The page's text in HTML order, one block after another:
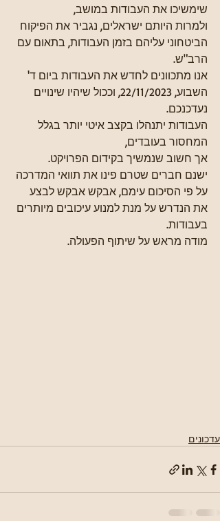
שימשיכו את העבודות במושב,
ולמרות היותם ישראלים, נגביר את הפיקוח
הביטחוני עליהם בזמן העבודות, בתאום עם
הרב"ש.
אנו מתכוונים לחדש את העבודות ביום ד'
השבוע, 22/11/2023, וככול שיהיו שינויים
נעדכנכם.
העבודות יתנהלו בקצב איטי יותר בגלל
המחסור בעובדים,
אך חשוב שנמשיך בקידום הפרויקט.
ישנם חברים שטרם פינו את תוואי המדרכה
על פי הסיכום עימם, אבקש אבקש לבצע
את הנדרש על מנת למנוע עיכובים מיותרים
בעבודות.
מודה מראש על שיתוף הפעולה.
עדכונים